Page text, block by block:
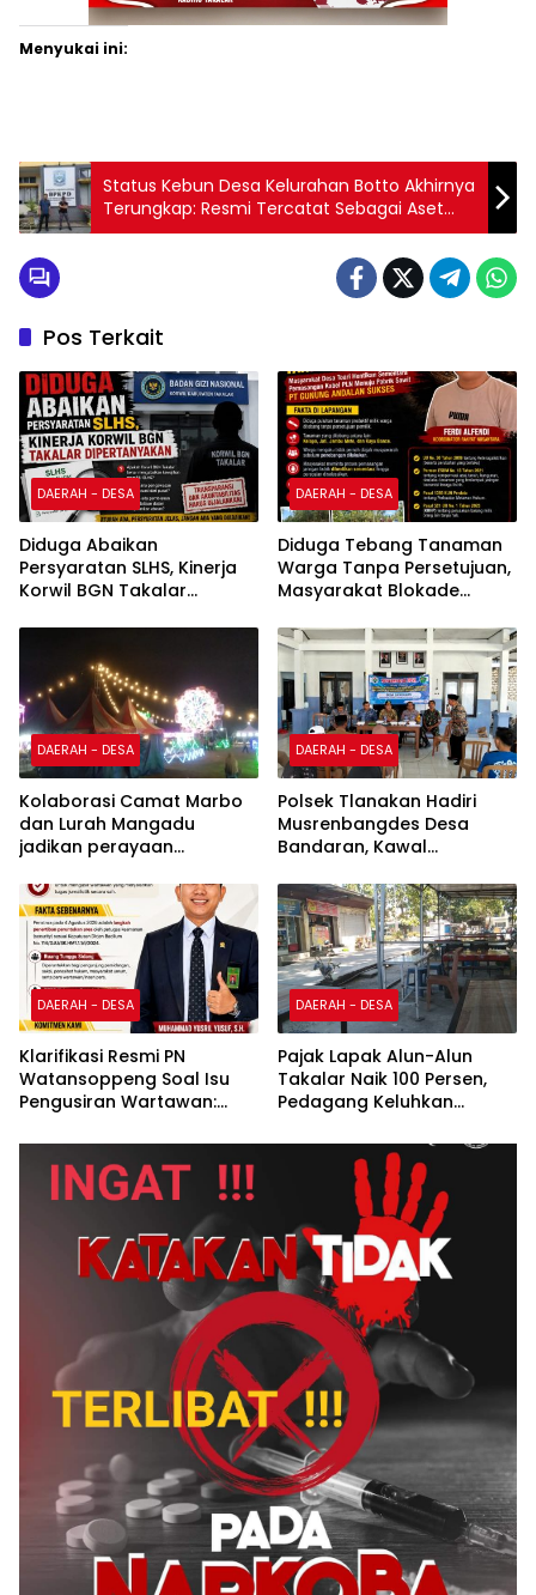
Menyukai ini:
Status Kebun Desa Kelurahan Botto Akhirnya
Terungkap: Resmi Tercatat Sebagai Aset
Daerah
Pos Terkait
DAERAH - DESA
Diduga Abaikan
Persyaratan SLHS, Kinerja
Korwil BGN Takalar
DAERAH - DESA
Diduga Tebang Tanaman
Warga Tanpa Persetujuan,
Masyarakat Blokade
Menuju PKS PT Gunung
Andalan Sukses
DAERAH - DESA
Kolaborasi Camat Marbo
dan Lurah Mangadu
jadikan perayaan
penggerak ekonomi lokal
DAERAH - DESA
Polsek Tlanakan Hadiri
Musrenbangdes Desa
Bandaran, Kawal
Pembangunan Tepat
Sasaran
DAERAH - DESA
Klarifikasi Resmi PN
Watansoppeng Soal Isu
Pengusiran Wartawan:
Penertiban Fasilitas PTSP
DAERAH - DESA
Pajak Lapak Alun-Alun
Takalar Naik 100 Persen,
Pedagang Keluhkan